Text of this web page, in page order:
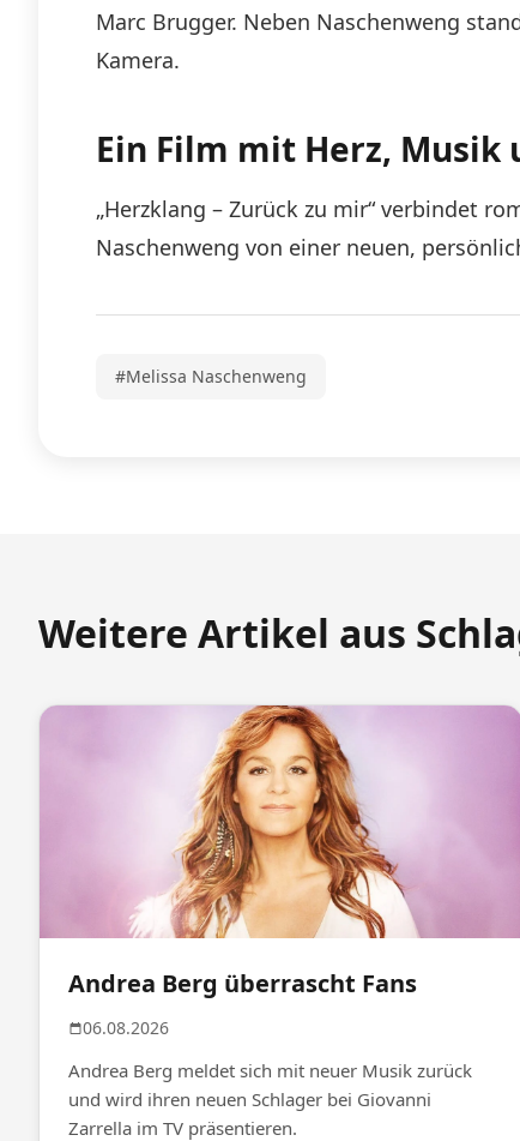
Marc Brugger. Neben Naschenweng
Kamera.
Ein Film mit Herz,
„Herzklang – Zurück zu mir“ verbindet
Naschenweng von einer neuen,
#Melissa Naschenweng
Weitere Artikel aus
Andrea Berg überrascht Fans
06.08.2026
Andrea Berg meldet sich mit neuer Musik zurück
und wird ihren neuen Schlager bei Giovanni
Zarrella im TV präsentieren.